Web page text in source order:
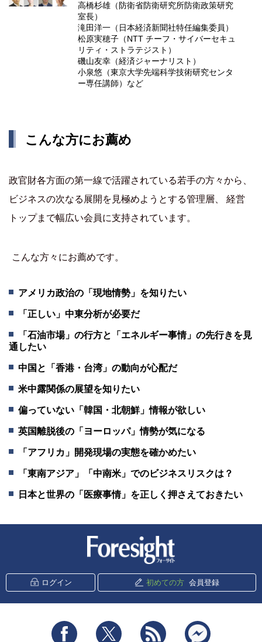
高橋杉雄（防衛省防衛研究所防衛政策研究
室長）
滝田洋一（日本経済新聞社特任編集委員）
松原実穂子（NTT チーフ・サイバーセキュ
リティ・ストラテジスト）
磯山友幸（経済ジャーナリスト）
小泉悠（東京大学先端科学技術研究センタ
ー専任講師）など
こんな方にお薦め
政官財各方面の第一線で活躍されている若手の方々から、
ビジネスの次なる展開を見極めようとする管理層、 経営
トップまで幅広い会員に支持されています。
こんな方々にお薦めです。
アメリカ政治の「現地情勢」を知りたい
「正しい」中東分析が必要だ
「石油市場」の行方と「エネルギー事情」の先行きを見
通したい
中国と「香港・台湾」の動向が心配だ
米中露関係の展望を知りたい
偏っていない「韓国・北朝鮮」情報が欲しい
英国離脱後の「ヨーロッパ」情勢が気になる
「アフリカ」開発現場の実態を確かめたい
「東南アジア」「中南米」でのビジネスリスクは？
日本と世界の「医療事情」を正しく押さえておきたい
ログイン 初めての方 会員登録
Facebook Twitter RSS